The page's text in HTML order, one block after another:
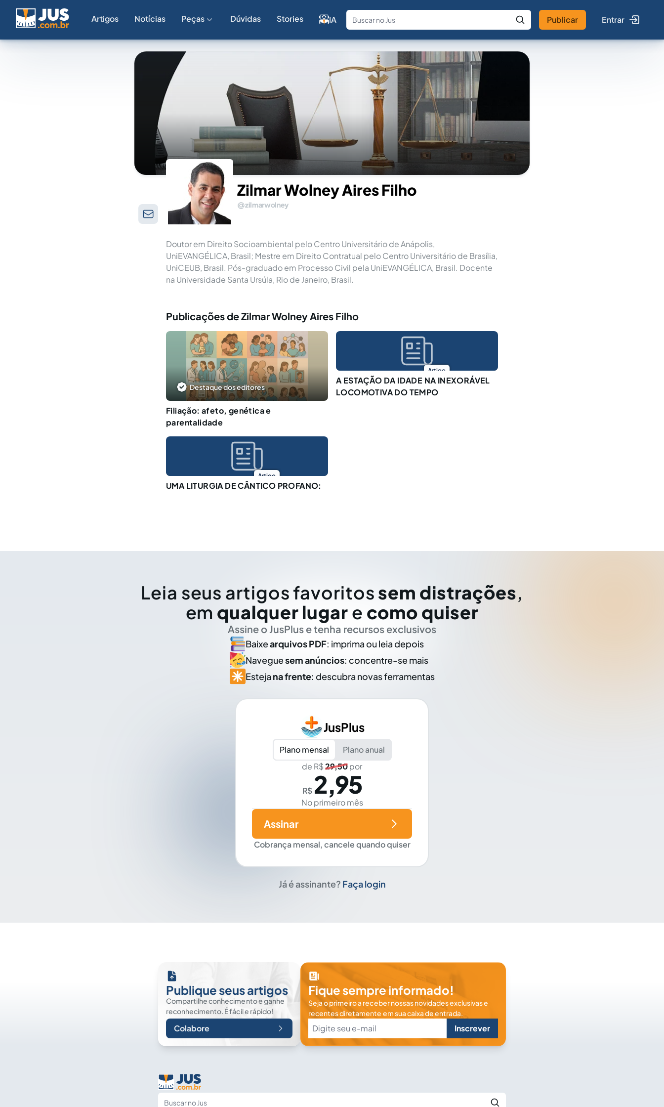
Artigos Notícias Peças Dúvidas Stories IA
Fale com a IA Buscar no Jus
Publicar Entrar
Zilmar Wolney Aires Filho
zilmarwolney
Doutor em Direito Socioambiental pelo Centro Universitário de Anápolis,
UniEVANGÉLICA, Brasil; Mestre em Direito Contratual pelo Centro Universitário de Brasília,
UniCEUB, Brasil. Pós-graduado em Processo Civil pela UniEVANGÉLICA, Brasil. Docente
na Universidade Santa Ursúla, Rio de Janeiro, Brasil.
Publicações de Zilmar Wolney Aires Filho
Destaque dos editores
Filiação: afeto, genética e
parentalidade
Artigo
A ESTAÇÃO DA IDADE NA INEXORÁVEL
LOCOMOTIVA DO TEMPO
Artigo
UMA LITURGIA DE CÂNTICO PROFANO:
Leia seus artigos favoritos sem distrações,
em qualquer lugar e como quiser
Assine o JusPlus e tenha recursos exclusivos
Baixearquivos PDF: imprima ou leia depois
Naveguesem anúncios: concentre-se mais
Esteja na frente: descubra novas ferramentas
JusPlus
Plano mensal
Plano anual
de R$29,50por
R$ 2,95
No primeiro mês
Cobrança mensal, cancele quando quiser
Assinar
Já é assinante? Faça login
Publique seus artigos
Compartilhe conhecimento e ganhe
reconhecimento. É fácil e rápido!
Colabore
Fique sempre informado!
Seja o primeiro a receber nossas novidades exclusivas e
recentes diretamente em sua caixa de entrada.
Inscrever